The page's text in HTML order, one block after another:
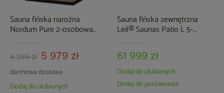
Sauna fińska narożna
Nordum Pure 2-osobowa
6 299 zł 5 979 zł
darmowa dostawa
Dodaj do ulubionych
Sauna fińska zewnętrzna
Leil® Saunas Patio L 5-
61 999 zł
Dodaj do ulubionych
Dodaj do porównania